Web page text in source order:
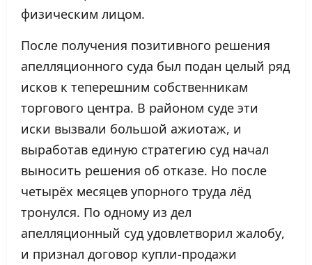
физическим лицом.
После получения позитивного решения
апелляционного суда был подан целый ряд
исков к теперешним собственникам
торгового центра. В районом суде эти
иски вызвали большой ажиотаж, и
выработав единую стратегию суд начал
выносить решения об отказе. Но после
четырёх месяцев упорного труда лёд
тронулся. По одному из дел
апелляционный суд удовлетворил жалобу,
и признал договор купли-продажи